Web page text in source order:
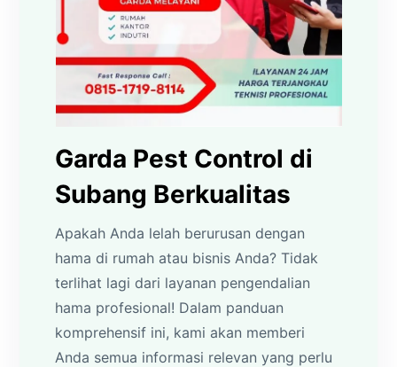
Garda Pest Control di
Subang Berkualitas
Apakah Anda lelah berurusan dengan
hama di rumah atau bisnis Anda? Tidak
terlihat lagi dari layanan pengendalian
hama profesional! Dalam panduan
komprehensif ini, kami akan memberi
Anda semua informasi relevan yang perlu